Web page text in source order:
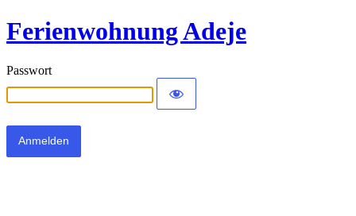
Ferienwohnung Adeje
Passwort